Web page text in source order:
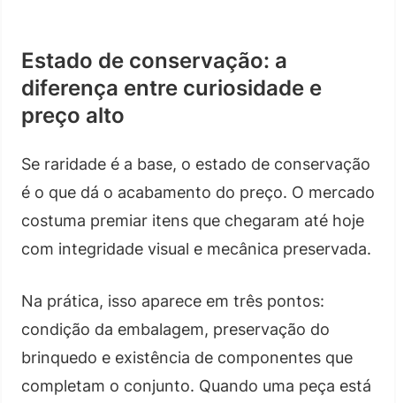
Estado de conservação: a
diferença entre curiosidade e
preço alto
Se raridade é a base, o estado de conservação
é o que dá o acabamento do preço. O mercado
costuma premiar itens que chegaram até hoje
com integridade visual e mecânica preservada.
Na prática, isso aparece em três pontos:
condição da embalagem, preservação do
brinquedo e existência de componentes que
completam o conjunto. Quando uma peça está